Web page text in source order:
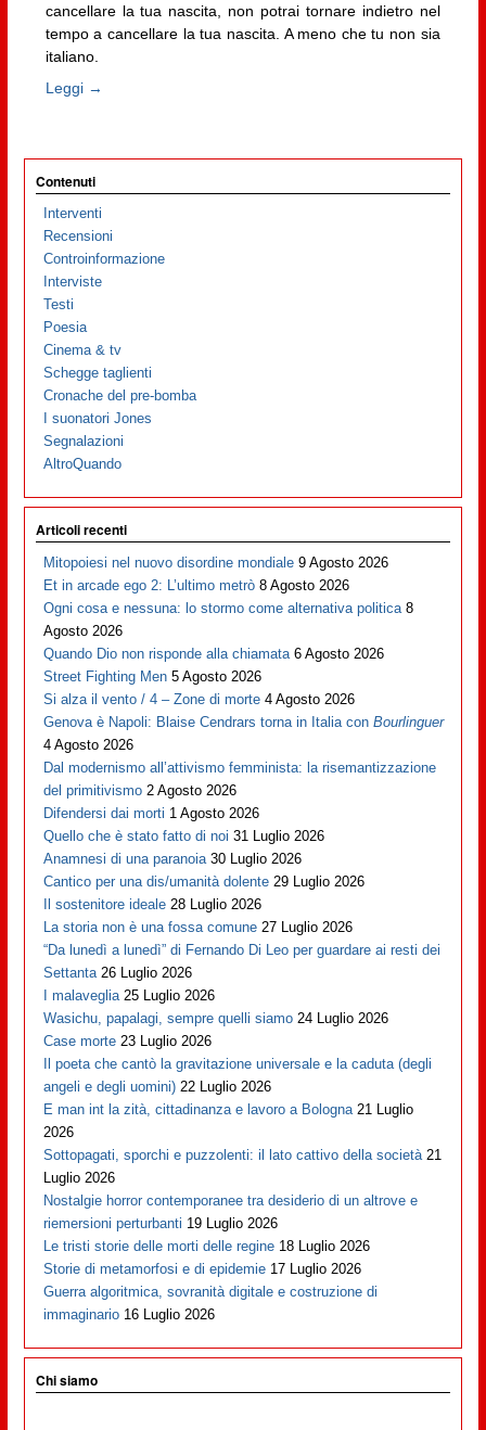
cancellare la tua nascita, non potrai tornare indietro nel
tempo a cancellare la tua nascita. A meno che tu non sia
italiano.
Leggi →
Contenuti
Interventi
Recensioni
Controinformazione
Interviste
Testi
Poesia
Cinema & tv
Schegge taglienti
Cronache del pre-bomba
I suonatori Jones
Segnalazioni
AltroQuando
Articoli recenti
Mitopoiesi nel nuovo disordine mondiale 9 Agosto 2026
Et in arcade ego 2: L’ultimo metrò 8 Agosto 2026
Ogni cosa e nessuna: lo stormo come alternativa politica 8
Agosto 2026
Quando Dio non risponde alla chiamata 6 Agosto 2026
Street Fighting Men 5 Agosto 2026
Si alza il vento / 4 – Zone di morte 4 Agosto 2026
Genova è Napoli: Blaise Cendrars torna in Italia conBourlinguer
4 Agosto 2026
Dal modernismo all’attivismo femminista: la risemantizzazione
del primitivismo 2 Agosto 2026
Difendersi dai morti 1 Agosto 2026
Quello che è stato fatto di noi 31 Luglio 2026
Anamnesi di una paranoia 30 Luglio 2026
Cantico per una dis/umanità dolente 29 Luglio 2026
Il sostenitore ideale 28 Luglio 2026
La storia non è una fossa comune 27 Luglio 2026
“Da lunedì a lunedì” di Fernando Di Leo per guardare ai resti dei
Settanta 26 Luglio 2026
I malaveglia 25 Luglio 2026
Wasichu, papalagi, sempre quelli siamo 24 Luglio 2026
Case morte 23 Luglio 2026
Il poeta che cantò la gravitazione universale e la caduta (degli
angeli e degli uomini) 22 Luglio 2026
E man int la zità, cittadinanza e lavoro a Bologna 21 Luglio
2026
Sottopagati, sporchi e puzzolenti: il lato cattivo della società 21
Luglio 2026
Nostalgie horror contemporanee tra desiderio di un altrove e
riemersioni perturbanti 19 Luglio 2026
Le tristi storie delle morti delle regine 18 Luglio 2026
Storie di metamorfosi e di epidemie 17 Luglio 2026
Guerra algoritmica, sovranità digitale e costruzione di
immaginario 16 Luglio 2026
Chi siamo